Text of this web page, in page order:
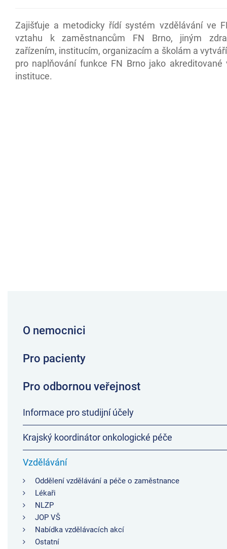
Zajišťuje a metodicky řídí systém vzdělávání ve
vztahu k zaměstnancům FN Brno, jiným
zařízením, institucím, organizacím a školám a
pro naplňování funkce FN Brno jako akreditované
instituce.
O nemocnici
Pro pacienty
Pro odbornou veřejnost
Informace pro studijní účely
Krajský koordinátor onkologické péče
Vzdělávání
Oddělení vzdělávání a péče o zaměstnance
Lékaři
NLZP
JOP VŠ
Nabídka vzdělávacích akcí
Ostatní